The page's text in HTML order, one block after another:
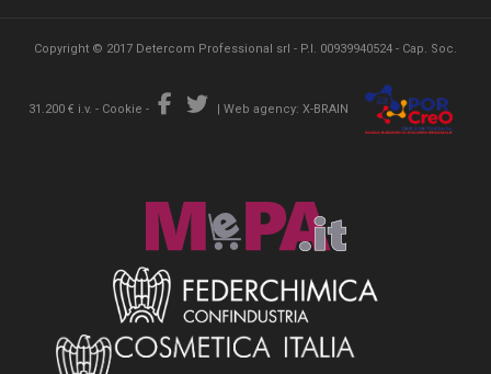
Copyright © 2017 Detercom Professional srl - P.I. 00939940524 - Cap. Soc.
31.200 € i.v. - Cookie - | Web agency: X-BRAIN